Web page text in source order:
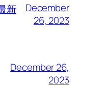
新
December
26, 2023
December 26,
2023